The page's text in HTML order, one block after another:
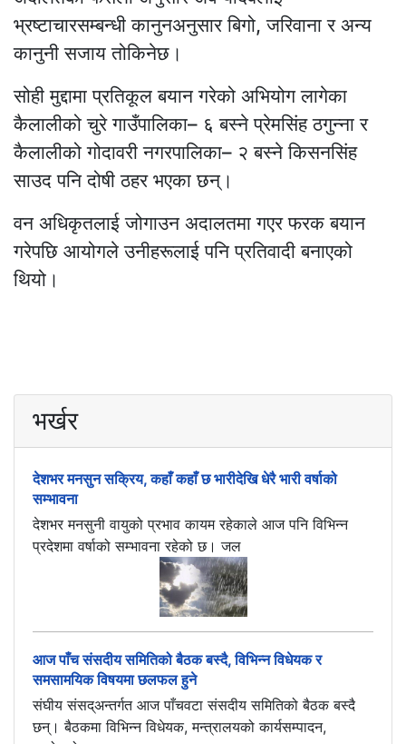
भ्रष्टाचारसम्बन्धी कानुनअनुसार बिगो, जरिवाना र अन्य
कानुनी सजाय तोकिनेछ।
सोही मुद्दामा प्रतिकूल बयान गरेको अभियोग लागेका
कैलालीको चुरे गाउँपालिका– ६ बस्ने प्रेमसिंह ठगुन्ना र
कैलालीको गोदावरी नगरपालिका– २ बस्ने किसनसिंह
साउद पनि दोषी ठहर भएका छन्।
वन अधिकृतलाई जोगाउन अदालतमा गएर फरक बयान
गरेपछि आयोगले उनीहरूलाई पनि प्रतिवादी बनाएको
थियो।
भर्खर
देशभर मनसुन सक्रिय, कहाँ कहाँ छ भारीदेखि धेरै भारी वर्षाको
सम्भावना
देशभर मनसुनी वायुको प्रभाव कायम रहेकाले आज पनि विभिन्न
प्रदेशमा वर्षाको सम्भावना रहेको छ। जल
आज पाँच संसदीय समितिको बैठक बस्दै, विभिन्न विधेयक र
समसामयिक विषयमा छलफल हुने
संघीय संसद्अन्तर्गत आज पाँचवटा संसदीय समितिको बैठक बस्दै
छन्। बैठकमा विभिन्न विधेयक, मन्त्रालयको कार्यसम्पादन,